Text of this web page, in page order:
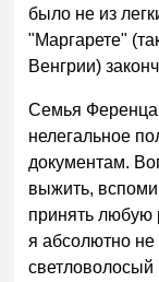
было не из
"Маргарете"
Венгрии)
Семья
нелегальное
документам.
выжить,
принять любую
я абсолютно
светловолосый